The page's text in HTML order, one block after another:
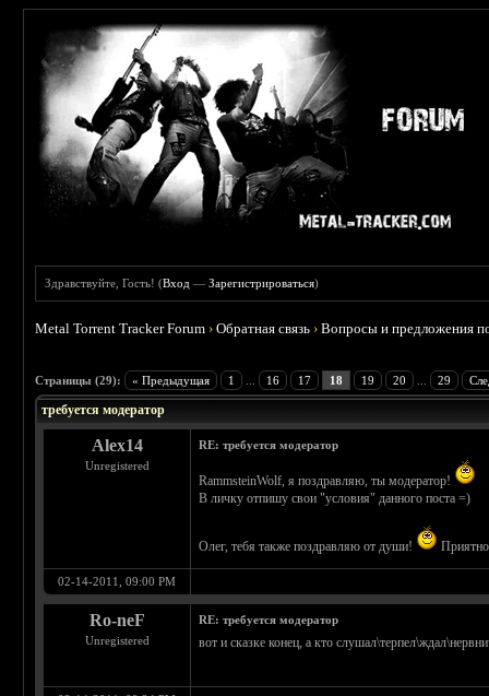
Здравствуйте, Гость! (Вход —Зарегистрироваться)
Metal Torrent Tracker Forum ›Обратная связь ›Вопросы и предложения
Страницы (29): « Предыдущая 1 16 17 18 19 20 29
требуется модератор
Alex14
Unregistered
RE: требуется модератор
RammsteinWolf, я поздравляю, ты модератор!
В личку отпишу свои "условия" данного поста =)
Олег, тебя также поздравляю от души!
02-14-2011, 09:00 PM
Ro-neF
Unregistered
RE: требуется модератор
вот и сказке конец, а кто